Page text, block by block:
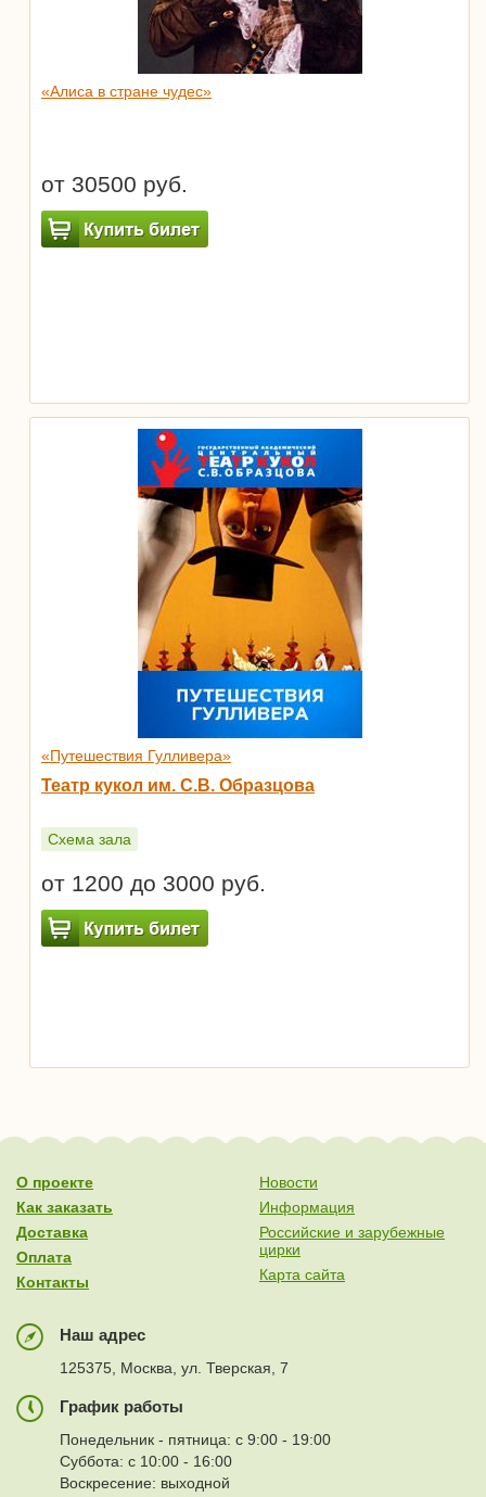
«Алиса в стране чудес»
от 30500 руб.
«Путешествия Гулливера»
Театр кукол им. С.В. Образцова
Схема зала
от 1200 до 3000 руб.
О проекте
Как заказать
Доставка
Оплата
Контакты
Новости
Информация
Российские и зарубежные
цирки
Карта сайта
Наш адрес
125375, Москва, ул. Тверская, 7
График работы
Понедельник - пятница: с 9:00 - 19:00
Суббота: с 10:00 - 16:00
Воскресение: выходной